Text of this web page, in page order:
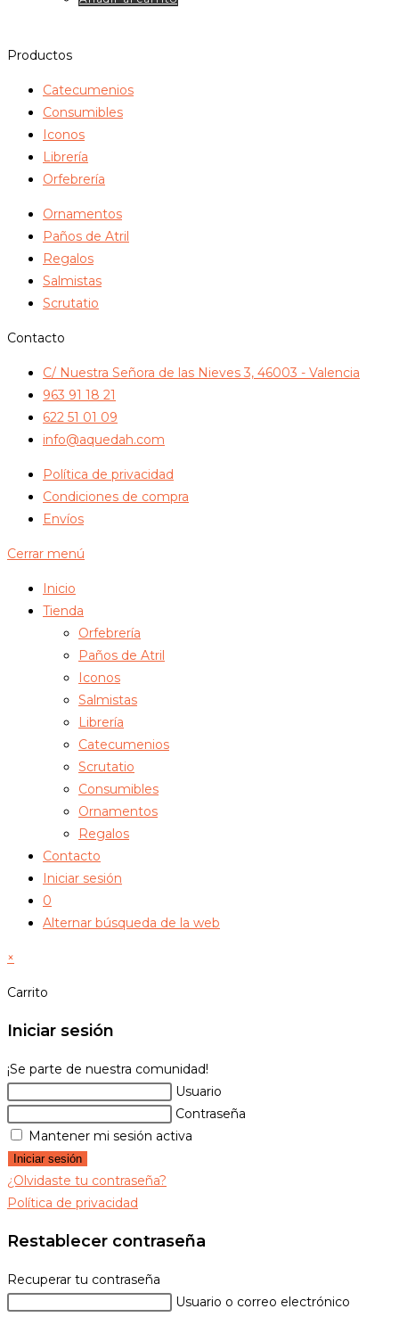
Productos
Catecumenios
Consumibles
Iconos
Librería
Orfebrería
Ornamentos
Paños de Atril
Regalos
Salmistas
Scrutatio
Contacto
C/ Nuestra Señora de las Nieves 3, 46003 - Valencia
963 91 18 21
622 51 01 09
info@aquedah.com
Política de privacidad
Condiciones de compra
Envíos
Cerrar menú
Inicio
Tienda
Orfebrería
Paños de Atril
Iconos
Salmistas
Librería
Catecumenios
Scrutatio
Consumibles
Ornamentos
Regalos
Contacto
Iniciar sesión
0
Alternar búsqueda de la web
×
Carrito
Iniciar sesión
¡Se parte de nuestra comunidad!
Usuario
Contraseña
Mantener mi sesión activa
Iniciar sesión
¿Olvidaste tu contraseña?
Política de privacidad
Restablecer contraseña
Recuperar tu contraseña
Usuario o correo electrónico